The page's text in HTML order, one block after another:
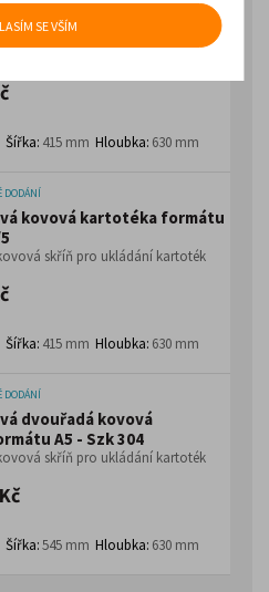
kovová kartotéka formátu
Šířka: 415 mm Hloubka: 630 mm
DODÁNÍ
kovová kartotéka formátu
skříň pro ukládání kartoték
Šířka: 415 mm Hloubka: 630 mm
DODÁNÍ
dvouřadá kovová
A5 - Szk 304
skříň pro ukládání kartoték
Šířka:545 mm Hloubka: 630 mm
SE VŠÍM